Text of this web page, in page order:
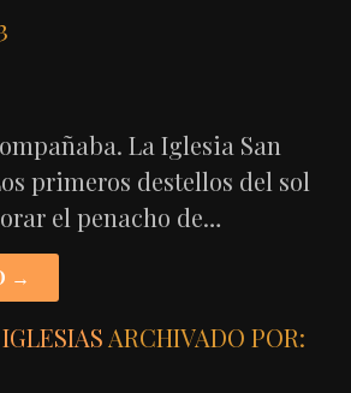
La Iglesia San
primeros destellos del sol
el penacho de…
→
IGLESIAS ARCHIVADO POR: